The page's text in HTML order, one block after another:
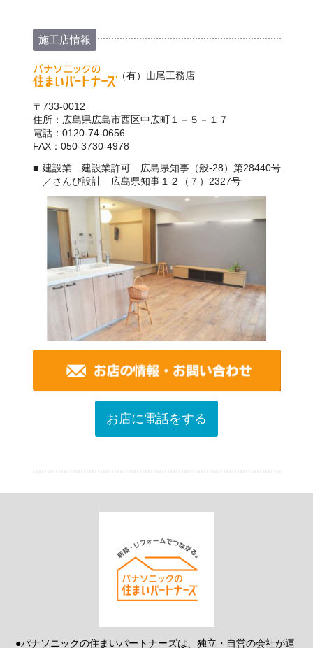
施工店情報
（有）山尾工務店
〒733-0012
住所：広島県広島市西区中広町１－５－１７
電話：0120-74-0656
FAX：050-3730-4978
建設業 建設業許可 広島県知事（般-28）第28440号
／さんび設計 広島県知事１２（７）2327号
お店に電話をする
●パナソニックの住まいパートナーズは、独立・自営の会社が運